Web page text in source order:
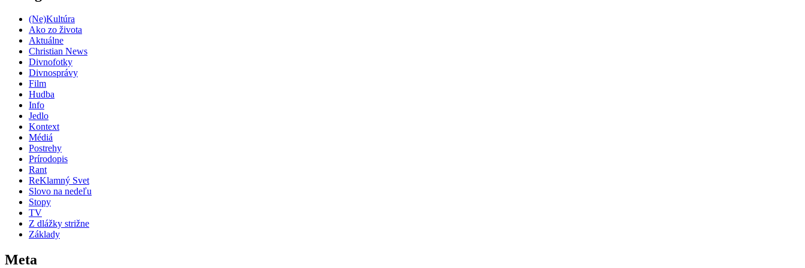
(Ne)Kultúra
Ako zo života
Aktuálne
Christian News
Divnofotky
Divnosprávy
Film
Hudba
Info
Jedlo
Kontext
Médiá
Postrehy
Prírodopis
Rant
ReKlamný Svet
Slovo na nedeľu
Stopy
TV
Z dlážky strižne
Základy
Meta